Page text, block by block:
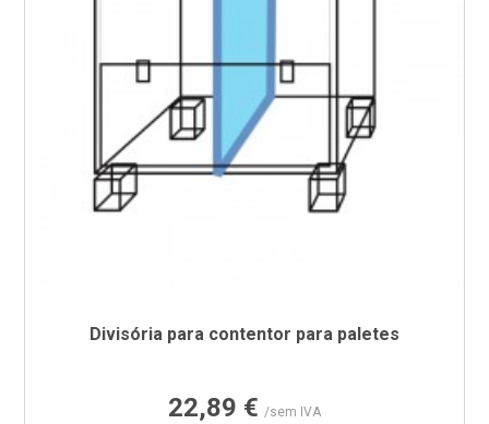
Divisória para contentor para paletes
Preço
22,89 € /sem IVA